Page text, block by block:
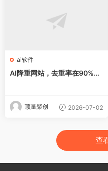
ai软件
AI降重网站，去重率在90%左
顶量聚创 2026-07-02
查